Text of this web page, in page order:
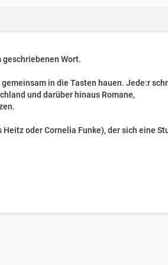
Wort.
in die Tasten hauen. Jede:r
und darüber hinaus Romane,
oder Cornelia Funke), der sich eine